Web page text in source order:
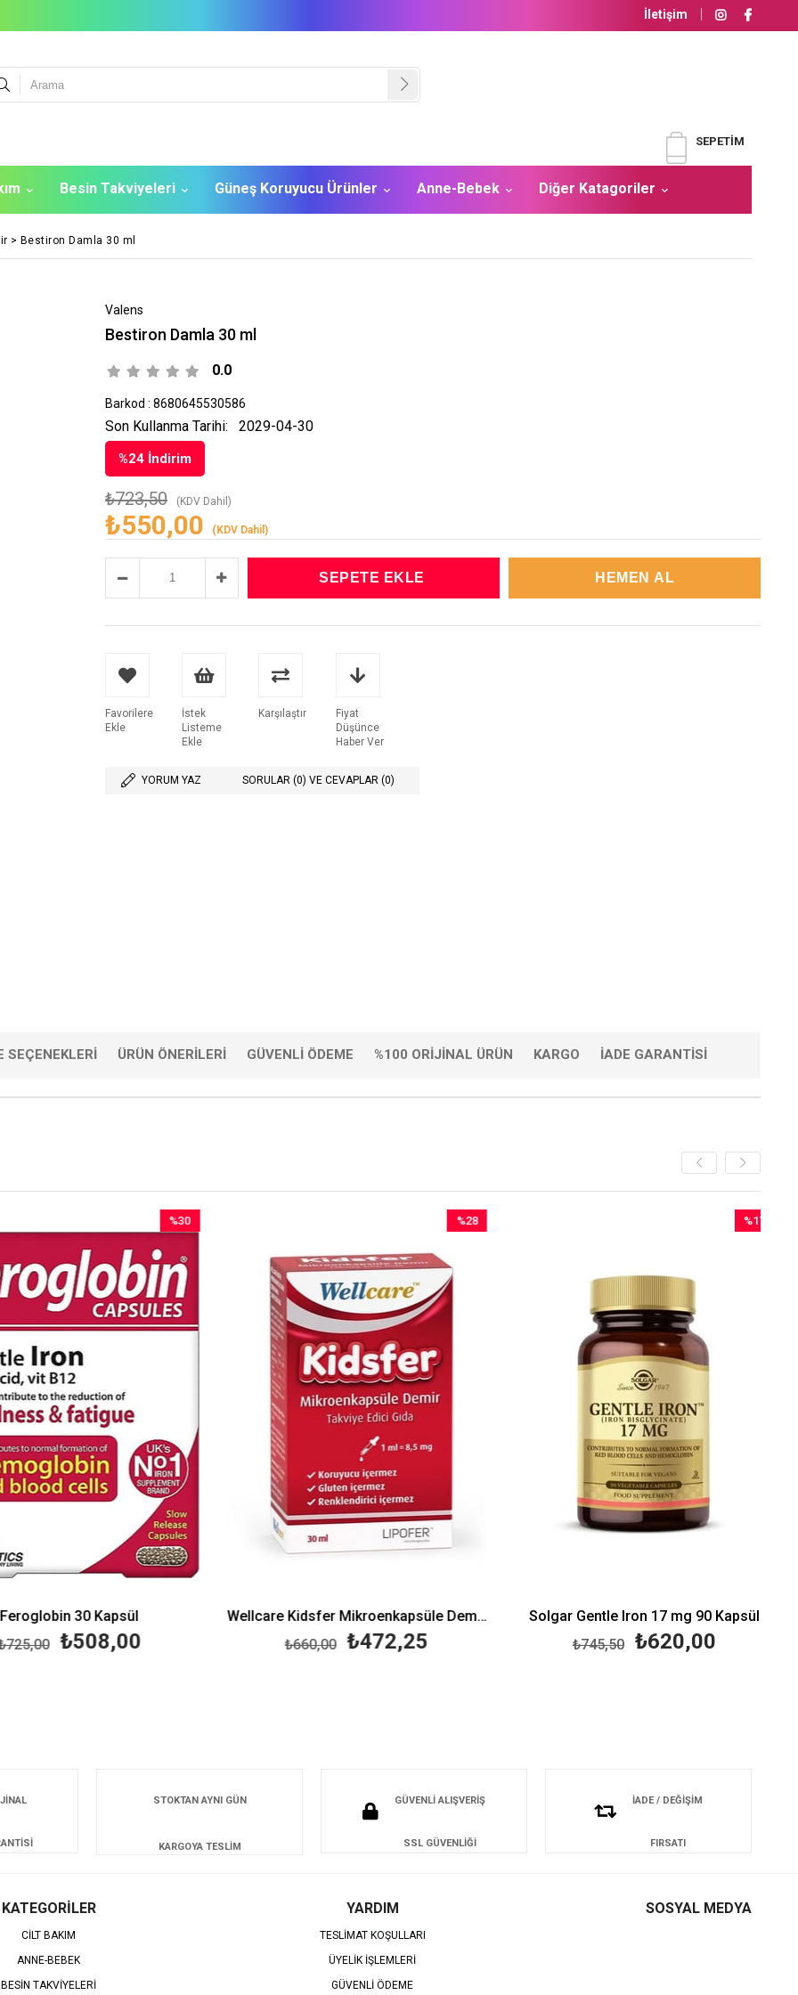
İletişim
SEPETIM
Besin Takviyeleri Güneş Koruyucu Ürünler Anne-Bebek Diğer Katagoriler
> Bestiron Damla 30 ml
Valens
Bestiron Damla 30 ml
0.0
Barkod : 8680645530586
%24 İndirim
₺723,50 (KDV Dahil)
₺550,00 (KDV Dahil)
Son Kullanma Tarihi: 2029-04-30
Favorilere
Ekle
İstek
Listeme
Ekle
Karşılaştır
Fiyat
Düşünce
Haber Ver
YORUM YAZ SORULAR (0) VE CEVAPLAR (0)
SEÇENEKLERI ÜRÜN ÖNERILERI GÜVENLI ÖDEME %100 ORIJINAL ÜRÜN KARGO İADE GARANTISI
30 Kapsül
₺508,00
%30
%30İndirim
Wellcare Kidsfer Mikroenkapsüle Demir Takviye Edici Gıda 30 ml
₺472,25
₺660,00
%28
%28İndirim
Solgar Gentle Iron 17 mg 90 Kapsül
₺620,00
₺745,50
%17
STOKTAN AYNI GÜN
KARGOYA TESLİM
GÜVENLİ ALIŞVERİŞ
SSL GÜVENLİĞİ
İADE / DEĞİŞİM
FIRSATI
KATEGORİLER
CİLT BAKIM
ANNE-BEBEK
BESİN TAKVİYELERİ
YARDIM
TESLİMAT KOŞULLARI
ÜYELİK İŞLEMLERİ
GÜVENLİ ÖDEME
SOSYAL MEDYA